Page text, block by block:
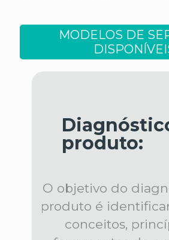
MODELOS DE
produto:
O objetivo do
produto é
conceitos,